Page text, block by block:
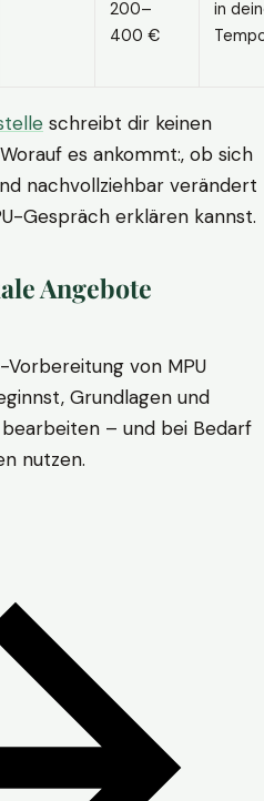
200–
400 €
in
schreibt dir keinen
es ankommt:, ob sich
nachvollziehbar verändert
Gespräch erklären kannst.
Angebote
von MPU
Grundlagen und
– und bei Bedarf
nutzen.